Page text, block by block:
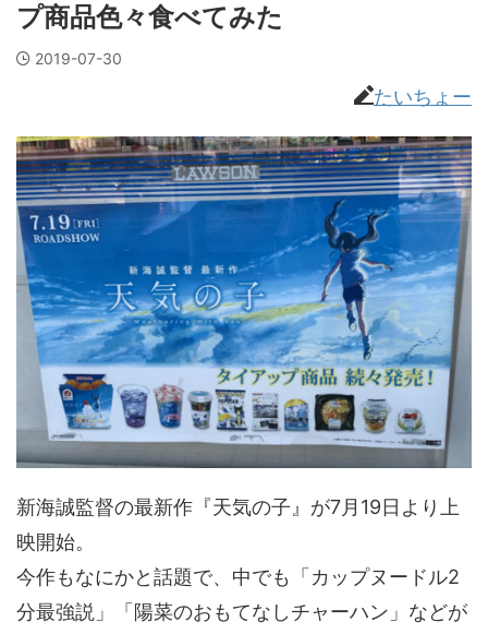
プ商品色々食べてみた
2019-07-30
たいちょー
新海誠監督の最新作『天気の子』が7月19日より上
映開始。
今作もなにかと話題で、中でも「カップヌードル2
分最強説」「陽菜のおもてなしチャーハン」などが